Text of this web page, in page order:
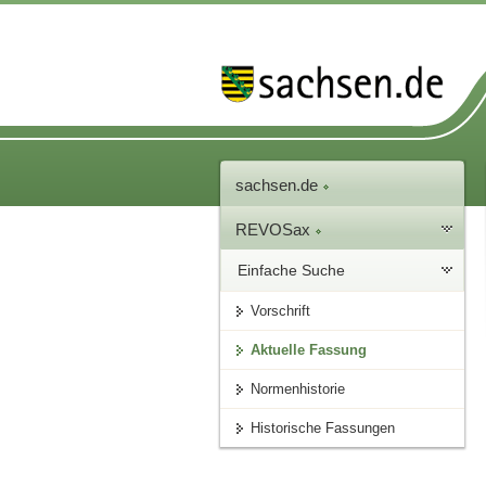
sachsen.de
REVOSax
Einfache Suche
Vorschrift
Aktuelle Fassung
Normenhistorie
Historische Fassungen